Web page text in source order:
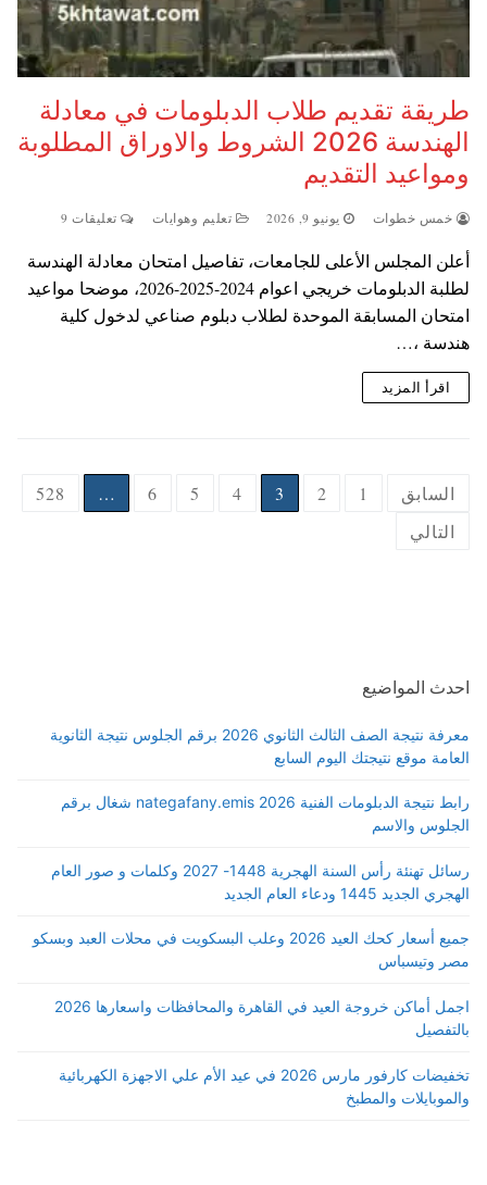
طريقة تقديم طلاب الدبلومات في معادلة
الهندسة 2026 الشروط والاوراق المطلوبة
ومواعيد التقديم
خمس خطوات يونيو 9, 2026 تعليم وهوايات تعليقات 9
أعلن المجلس الأعلى للجامعات، تفاصيل امتحان معادلة الهندسة
لطلبة الدبلومات خريجي اعوام 2024-2025-2026، موضحا مواعيد
امتحان المسابقة الموحدة لطلاب دبلوم صناعي لدخول كلية
هندسة ،…
اقرأ المزيد
Posts
pagination
السابق 1
2
3
4
5
6
…
528
التالي
احدث المواضيع
معرفة نتيجة الصف الثالث الثانوي 2026 برقم الجلوس نتيجة الثانوية
العامة موقع نتيجتك اليوم السابع
رابط نتيجة الدبلومات الفنية 2026 nategafany.emis شغال برقم
الجلوس والاسم
رسائل تهنئة رأس السنة الهجرية 1448- 2027 وكلمات و صور العام
الهجري الجديد 1445 ودعاء العام الجديد
جميع أسعار كحك العيد 2026 وعلب البسكويت في محلات العبد وبسكو
مصر وتيسباس
اجمل أماكن خروجة العيد في القاهرة والمحافظات واسعارها 2026
بالتفصيل
تخفيضات كارفور مارس 2026 في عيد الأم علي الاجهزة الكهربائية
والموبايلات والمطبخ